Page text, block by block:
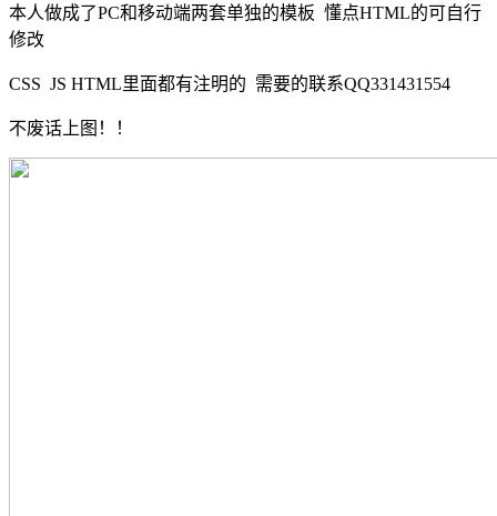
本人做成了PC和移动端两套单独的模板 懂点HTML的可自行
修改
CSS JS HTML里面都有注明的 需要的联系QQ331431554
不废话上图！！